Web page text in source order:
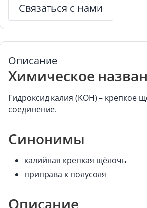
Связаться с нами
Описание
Химическое
Гидроксид калия (KOH) – крепкое
соединение.
Синонимы
калийная крепкая щёлочь
приправа к полусоля
Описание